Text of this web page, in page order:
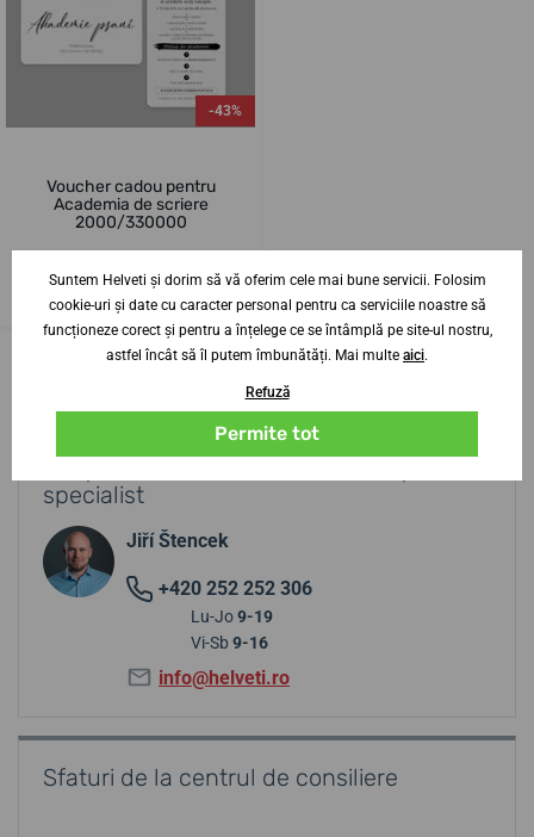
-43%
Voucher cadou pentru
Academia de scriere
2000/330000
149,38 lei
84,43 lei
specialist
Jiří Štencek
+420 252 252 306
Lu-Jo9-19
Vi-Sb 9-16
info@helveti.ro
Sfaturi de la centrul de consiliere
Suntem Helveti și dorim să vă oferim cele mai bune servicii. Folosim
cookie-uri și date cu caracter personal pentru ca serviciile noastre să
funcționeze corect și pentru a înțelege ce se întâmplă pe site-ul nostru,
astfel încât să îl putem îmbunătăți. Mai multe aici.
Refuză
Permite tot